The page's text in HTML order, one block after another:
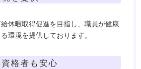
休暇取得促進を目指し、職員が健康
環境を提供しております。
格者も安心